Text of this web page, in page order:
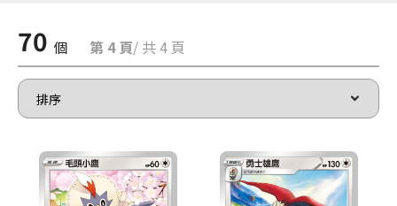
70 個 第 4 頁/ 共 4 頁